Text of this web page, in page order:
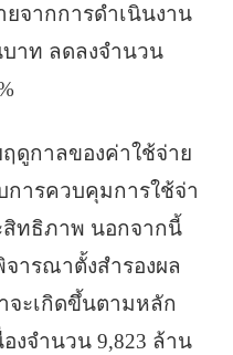
จากการดำเนินงาน
าท ลดลงจำนวน
ดูกาลของค่าใช้จ่าย
การควบคุมการใช้จ่า
สิทธิภาพ นอกจากนี้
จารณาตั้งสำรองผล
จะเกิดขึ้นตามหลัก
องจำนวน 9,823 ล้าน